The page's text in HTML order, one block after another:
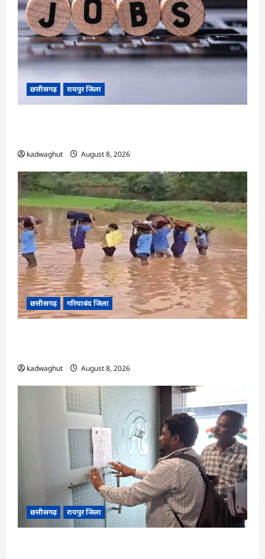
छत्तीसगढ़ रायपुर जिला
kadwaghut August 8, 2026
छत्तीसगढ़ गरियाबंद जिला
kadwaghut August 8, 2026
छत्तीसगढ़ रायपुर जिला